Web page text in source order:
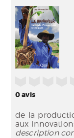
0avis
de la
aux
description